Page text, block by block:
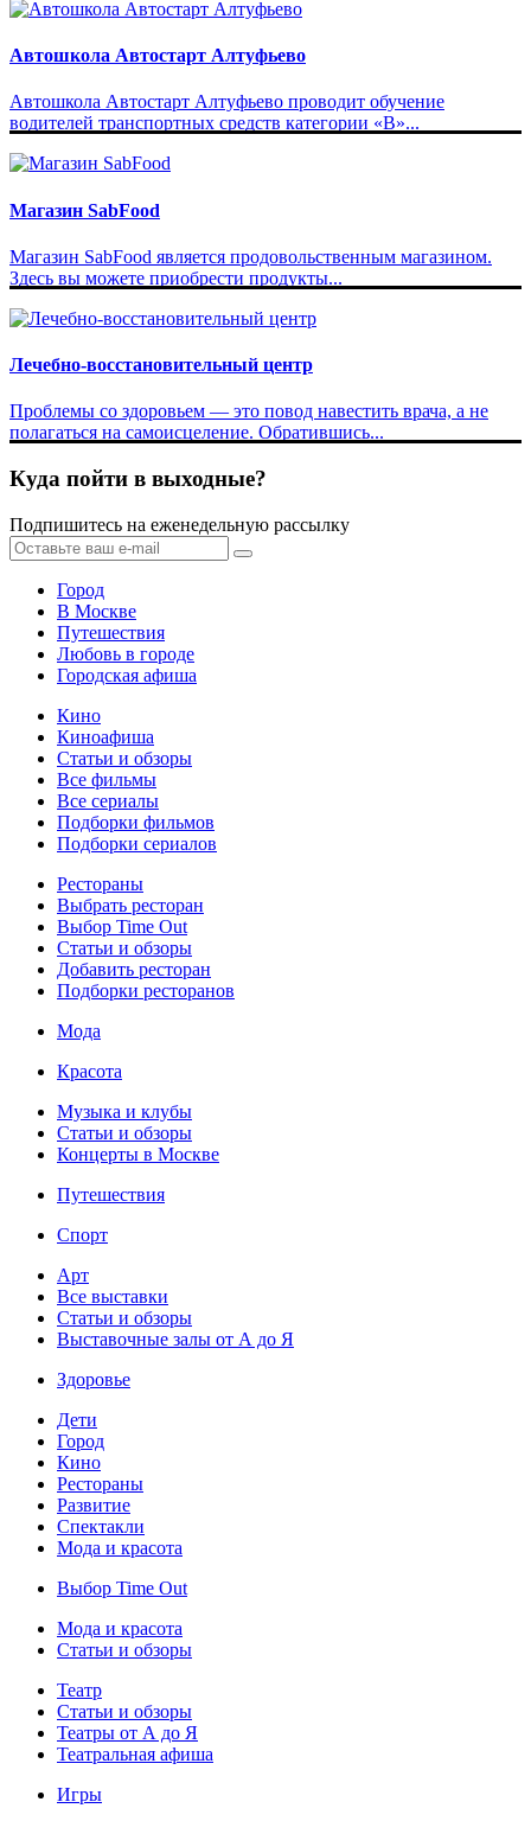
Автошкола Автостарт Алтуфьево
Автошкола Автостарт Алтуфьево проводит обучение
водителей транспортных средств категории «В»...
Магазин SabFood
Магазин SabFood является продовольственным магазином.
Здесь вы можете приобрести продукты...
Лечебно-восстановительный центр
Проблемы со здоровьем — это повод навестить врача, а не
полагаться на самоисцеление. Обратившись...
Куда пойти в выходные?
Подпишитесь на еженедельную рассылку
Город
В Москве
Путешествия
Любовь в городе
Городская афиша
Кино
Киноафиша
Статьи и обзоры
Все фильмы
Все сериалы
Подборки фильмов
Подборки сериалов
Рестораны
Выбрать ресторан
Выбор Time Out
Статьи и обзоры
Добавить ресторан
Подборки ресторанов
Мода
Красота
Музыка и клубы
Статьи и обзоры
Концерты в Москве
Путешествия
Спорт
Арт
Все выставки
Статьи и обзоры
Выставочные залы от А до Я
Здоровье
Дети
Город
Кино
Рестораны
Развитие
Спектакли
Мода и красота
Выбор Time Out
Мода и красота
Статьи и обзоры
Театр
Статьи и обзоры
Театры от А до Я
Театральная афиша
Игры